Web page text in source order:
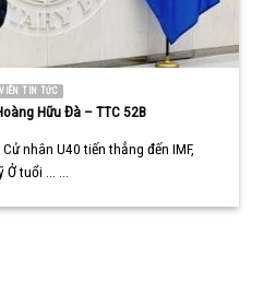
TIN TỨC
Hữu Đà – TTC 52B
nhân U40 tiến thẳng đến IMF,
Ở tuổi ... ...